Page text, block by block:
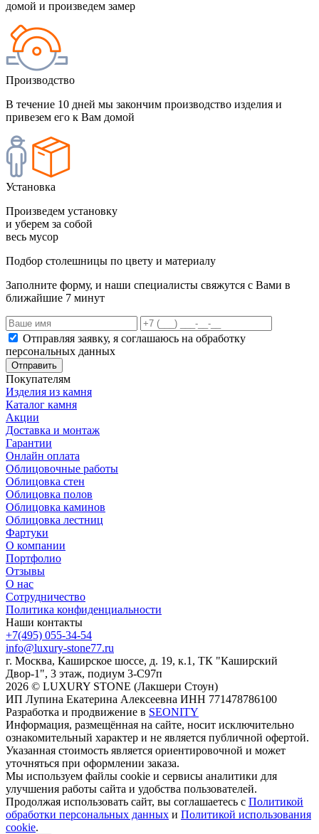
домой и произведем замер
Производство
В течение 10 дней мы закончим производство изделия и
привезем его к Вам домой
Установка
Произведем установку
и уберем за собой
весь мусор
Подбор столешницы по цвету и материалу
Заполните форму, и наши специалисты свяжутся с Вами в
ближайшие 7 минут
Отправляя заявку, я соглашаюсь на обработку
персональных данных
Отправить
Покупателям
Изделия из камня
Каталог камня
Акции
Доставка и монтаж
Гарантии
Онлайн оплата
Облицовочные работы
Облицовка стен
Облицовка полов
Облицовка каминов
Облицовка лестниц
Фартуки
О компании
Портфолио
Отзывы
О нас
Сотрудничество
Политика конфиденциальности
Наши контакты
+7(495) 055-34-54
info@luxury-stone77.ru
г. Москва, Каширское шоссе, д. 19, к.1, ТК "Каширский
Двор-1", 3 этаж, подиум 3-С97п
2026 © LUXURY STONE (Лакшери Стоун)
ИП Лупина Екатерина Алексеевна ИНН 771478786100
Разработка и продвижение в SEONITY
Информация, размещённая на сайте, носит исключительно
ознакомительный характер и не является публичной офертой.
Указанная стоимость является ориентировочной и может
уточняться при оформлении заказа.
Мы используем файлы cookie и сервисы аналитики для
улучшения работы сайта и удобства пользователей.
Продолжая использовать сайт, вы соглашаетесь с Политикой
обработки персональных данных и Политикой использования
cookie.